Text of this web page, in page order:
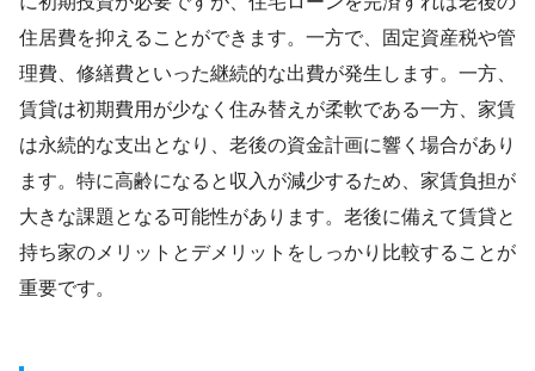
住居費を抑えることができます。一方で、固定資産税や管
理費、修繕費といった継続的な出費が発生します。一方、
賃貸は初期費用が少なく住み替えが柔軟である一方、家賃
は永続的な支出となり、老後の資金計画に響く場合があり
ます。特に高齢になると収入が減少するため、家賃負担が
大きな課題となる可能性があります。老後に備えて賃貸と
持ち家のメリットとデメリットをしっかり比較することが
重要です。